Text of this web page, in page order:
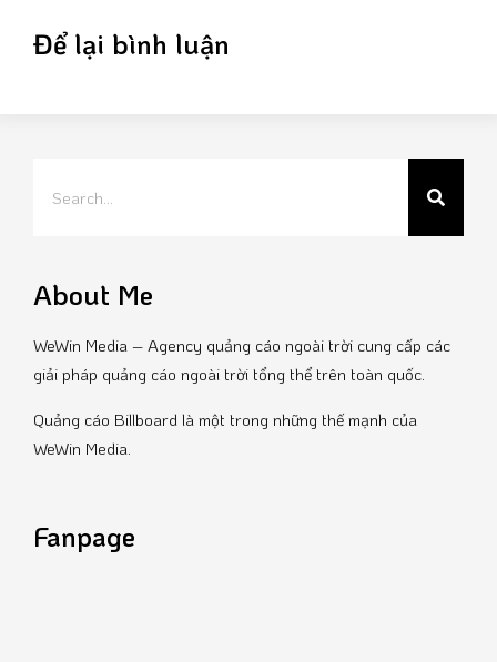
Để lại bình luận
About Me
WeWin Media – Agency quảng cáo ngoài trời cung cấp các
giải pháp quảng cáo ngoài trời tổng thể trên toàn quốc.
Quảng cáo Billboard là một trong những thế mạnh của
WeWin Media.
Fanpage